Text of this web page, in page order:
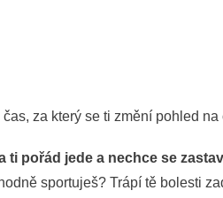
čas, za který se ti změní pohled na
ti pořád jede a nechce se
sportuješ? Trápí tě bolesti